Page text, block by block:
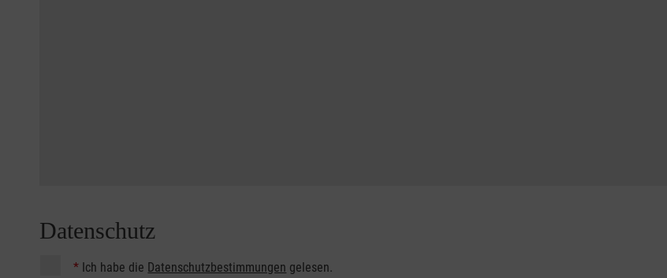
Datenschutz
* Ich habe die Datenschutzbestimmungen gelesen.